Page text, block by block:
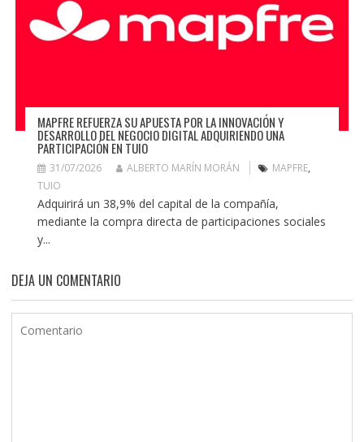
MAPFRE REFUERZA SU APUESTA POR LA INNOVACIÓN Y
DESARROLLO DEL NEGOCIO DIGITAL ADQUIRIENDO UNA
PARTICIPACIÓN EN TUIO
31/07/2026 ALBERTO MARÍN MORÁN MAPFRE,
TUIO
Adquirirá un 38,9% del capital de la compañía,
mediante la compra directa de participaciones sociales
y...
DEJA UN COMENTARIO